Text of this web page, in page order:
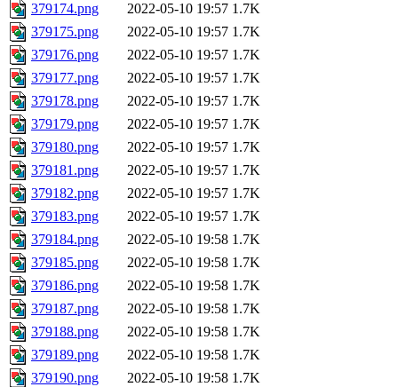
379174.png
2022-05-10 19:57 1.7K
379175.png
2022-05-10 19:57 1.7K
379176.png
2022-05-10 19:57 1.7K
379177.png
2022-05-10 19:57 1.7K
379178.png
2022-05-10 19:57 1.7K
379179.png
2022-05-10 19:57 1.7K
379180.png
2022-05-10 19:57 1.7K
379181.png
2022-05-10 19:57 1.7K
379182.png
2022-05-10 19:57 1.7K
379183.png
2022-05-10 19:57 1.7K
379184.png
2022-05-10 19:58 1.7K
379185.png
2022-05-10 19:58 1.7K
379186.png
2022-05-10 19:58 1.7K
379187.png
2022-05-10 19:58 1.7K
379188.png
2022-05-10 19:58 1.7K
379189.png
2022-05-10 19:58 1.7K
379190.png
2022-05-10 19:58 1.7K